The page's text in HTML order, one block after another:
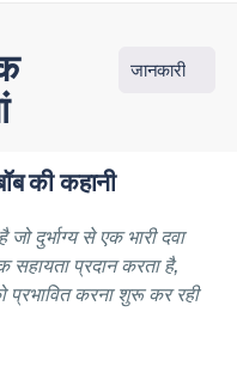
जानकारी
की कहानी
दुर्भाग्य से एक भारी दवा
सहायता प्रदान करता है,
प्रभावित करना शुरू कर रही